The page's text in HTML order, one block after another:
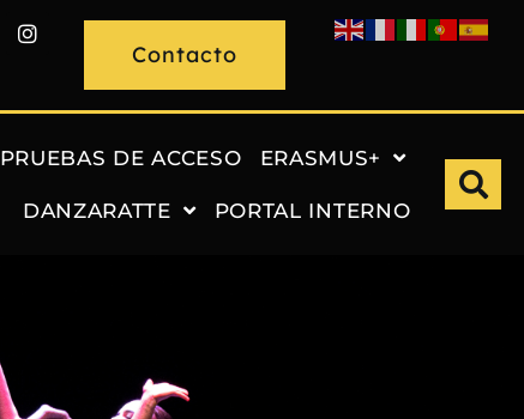
Contacto
PRUEBAS DE ACCESO ERASMUS+
DANZARATTE PORTAL INTERNO